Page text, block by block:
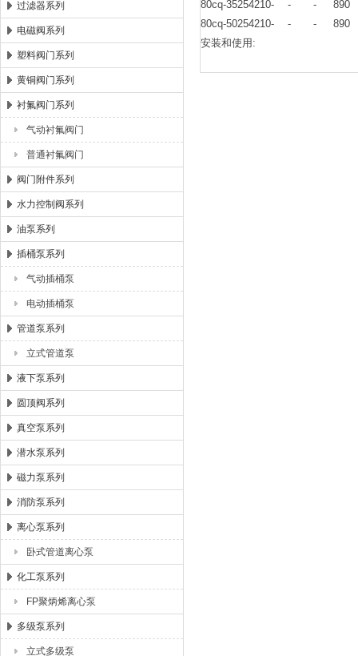
过滤器系列
电磁阀系列
塑料阀门系列
黄铜阀门系列
衬氟阀门系列
气动衬氟阀门
普通衬氟阀门
阀门附件系列
水力控制阀系列
油泵系列
插桶泵系列
气动插桶泵
电动插桶泵
管道泵系列
立式管道泵
液下泵系列
圆顶阀系列
真空泵系列
潜水泵系列
磁力泵系列
消防泵系列
离心泵系列
卧式管道离心泵
化工泵系列
FP聚炳烯离心泵
多级泵系列
立式多级泵
80cq-35254210- - -
890
80cq-50254210- - -
890
安装和使用: